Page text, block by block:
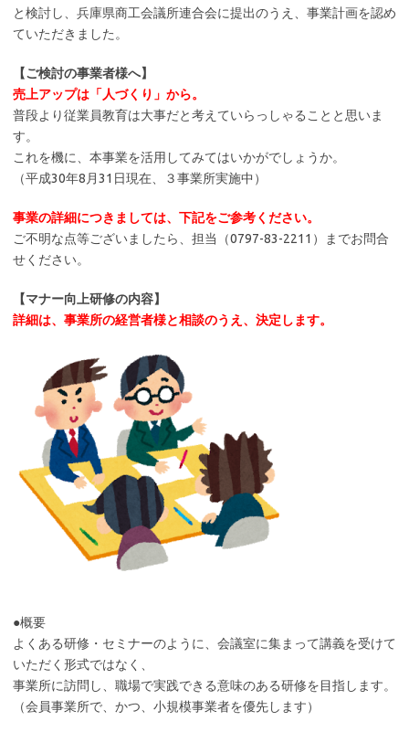
と検討し、兵庫県商工会議所連合会に提出のうえ、事業計画を認め
ていただきました。
【ご検討の事業者様へ】
売上アップは「人づくり」から。
普段より従業員教育は大事だと考えていらっしゃることと思いま
す。
これを機に、本事業を活用してみてはいかがでしょうか。
（平成30年8月31日現在、３事業所実施中）
事業の詳細につきましては、下記をご参考ください。
ご不明な点等ございましたら、担当（0797-83-2211）までお問合
せください。
【マナー向上研修の内容】
詳細は、事業所の経営者様と相談のうえ、決定します。
●概要
よくある研修・セミナーのように、会議室に集まって講義を受けて
いただく形式ではなく、
事業所に訪問し、職場で実践できる意味のある研修を目指します。
（会員事業所で、かつ、小規模事業者を優先します）